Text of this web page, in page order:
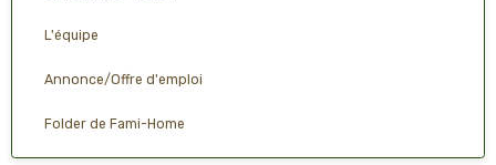
L'équipe
Annonce/Offre d'emploi
Folder de Fami-Home